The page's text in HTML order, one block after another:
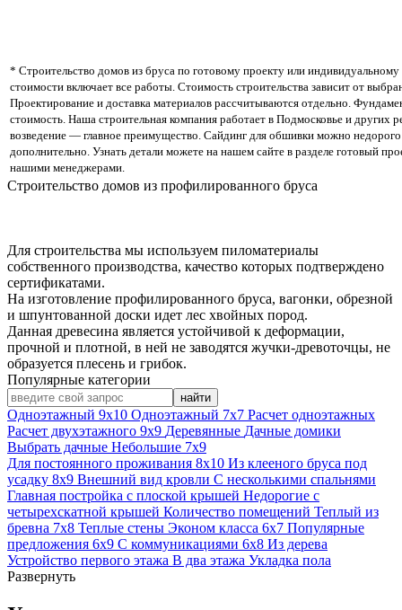
* Строительство домов из бруса по готовому проекту или индивидуальному
стоимости включает все работы. Стоимость строительства зависит от
Проектирование и доставка материалов рассчитываются отдельно.
стоимость. Наша строительная компания работает в Подмосковье и других
возведение — главное преимущество. Сайдинг для обшивки можно недорого
дополнительно. Узнать детали можете на нашем сайте в разделе готовый
нашими менеджерами.
Строительство домов из профилированного бруса
Для строительства мы используем пиломатериалы
собственного производства, качество которых подтверждено
сертификатами.
На изготовление профилированного бруса, вагонки, обрезной
и шпунтованной доски идет лес хвойных пород.
Данная древесина является устойчивой к деформации,
прочной и плотной, в ней не заводятся жучки-древоточцы, не
образуется плесень и грибок.
Популярные категории
найти
Одноэтажный 9х10 Одноэтажный 7х7 Расчет одноэтажных
Расчет двухэтажного 9х9 Деревянные Дачные домики
Выбрать дачные Небольшие 7х9
Для постоянного проживания 8х10 Из клееного бруса под
усадку 8х9 Внешний вид кровли С несколькими спальнями
Главная постройка с плоской крышей Недорогие с
четырехскатной крышей Количество помещений Теплый из
бревна 7х8 Теплые стены Эконом класса 6х7 Популярные
предложения 6х9 С коммуникациями 6х8 Из дерева
Устройство первого этажа В два этажа Укладка пола
Развернуть